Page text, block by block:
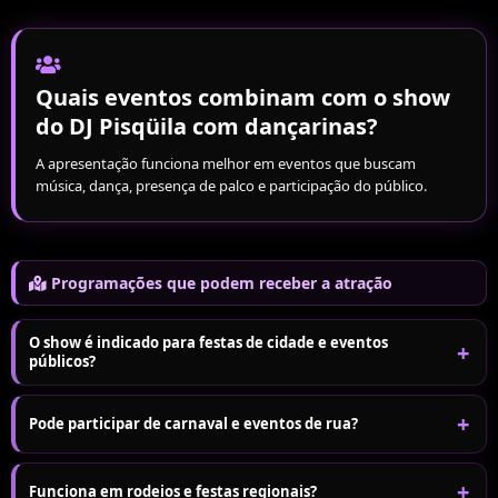
Quais eventos combinam com o show
do DJ Pisqüila com dançarinas?
A apresentação funciona melhor em eventos que buscam
música, dança, presença de palco e participação do público.
Programações que podem receber a atração
O show é indicado para festas de cidade e eventos
públicos?
+
comemorações públicas e programações que recebem públicos
O repertório dinâmico e a movimentação das dançarinas ajudam a
Pode participar de carnaval e eventos de rua? +
Funciona em rodeios e festas regionais? +